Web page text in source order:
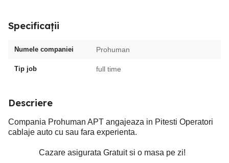
Specificații
Numele companiei Prohuman
Tip job full time
Descriere
Compania Prohuman APT angajeaza in Pitesti Operatori
cablaje auto cu sau fara experienta.
Cazare asigurata Gratuit si o masa pe zi!